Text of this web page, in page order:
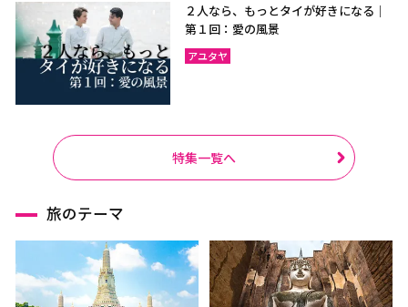
２人なら、もっとタイが好きになる｜
第１回：愛の風景
アユタヤ
特集一覧へ
旅のテーマ